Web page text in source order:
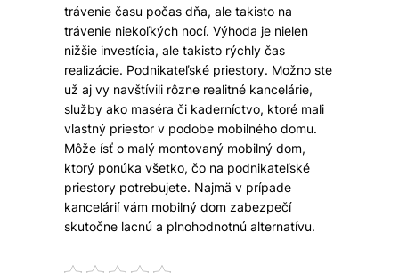
trávenie času počas dňa, ale takisto na
trávenie niekoľkých nocí. Výhoda je nielen
nižšie investícia, ale takisto rýchly čas
realizácie. Podnikateľské priestory. Možno ste
už aj vy navštívili rôzne realitné kancelárie,
služby ako maséra či kaderníctvo, ktoré mali
vlastný priestor v podobe mobilného domu.
Môže ísť o malý montovaný mobilný dom,
ktorý ponúka všetko, čo na podnikateľské
priestory potrebujete. Najmä v prípade
kancelárií vám mobilný dom zabezpečí
skutočne lacnú a plnohodnotnú alternatívu.